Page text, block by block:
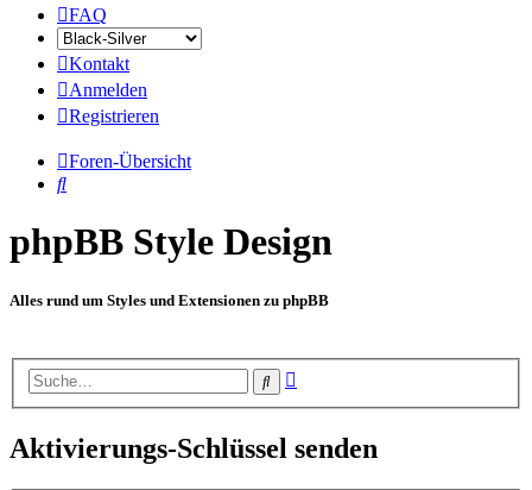
FAQ
Kontakt
Anmelden
Registrieren
Foren-Übersicht
Suche
phpBB Style Design
Alles rund um Styles und Extensionen zu phpBB
Suche
Aktivierungs-Schlüssel senden